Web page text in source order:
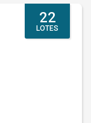
22
LOTES